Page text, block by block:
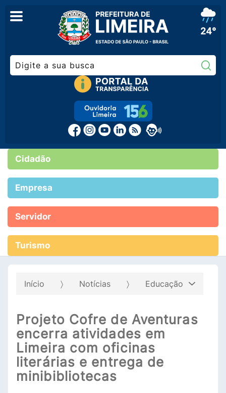
24°
Cidadão
Empresa
Servidor
Turismo
Início Notícias Educação
Projeto Cofre de Aventuras
encerra atividades em
Limeira com oficinas
literárias e entrega de
minibibliotecas